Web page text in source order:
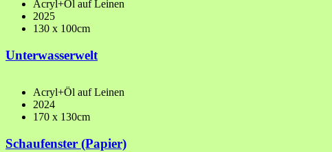
Acryl+Öl auf Leinen
2025
130 x 100cm
Unterwasserwelt
Acryl+Öl auf Leinen
2024
170 x 130cm
Schaufenster (Papier)